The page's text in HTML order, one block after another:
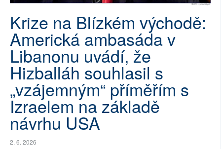
SOCIÁLNÍ SÍTĚ
RUBRIKY
PLNÁ VERZE STRÁNEK
Krize na Blízkém východě:
Americká ambasáda v
Libanonu uvádí, že
Hizballáh souhlasil s
„vzájemným“ příměřím s
Izraelem na základě
návrhu USA
2. 6. 2026